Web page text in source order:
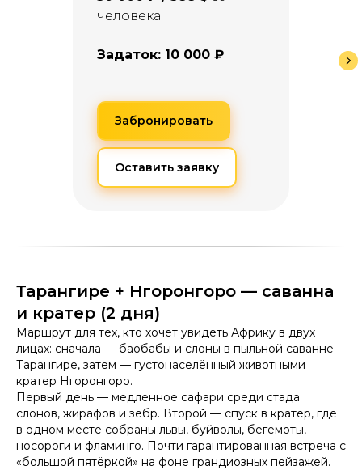
человека
Задаток: 10 000 ₽
Забронировать
Оставить заявку
Тарангире + Нгоронгоро — саванна
и кратер (2 дня)
Маршрут для тех, кто хочет увидеть Африку в двух
лицах: сначала — баобабы и слоны в пыльной саванне
Тарангире, затем — густонаселённый животными
кратер Нгоронгоро.
Первый день — медленное сафари среди стада
слонов, жирафов и зебр. Второй — спуск в кратер, где
в одном месте собраны львы, буйволы, бегемоты,
носороги и фламинго. Почти гарантированная встреча с
«большой пятёркой» на фоне грандиозных пейзажей.